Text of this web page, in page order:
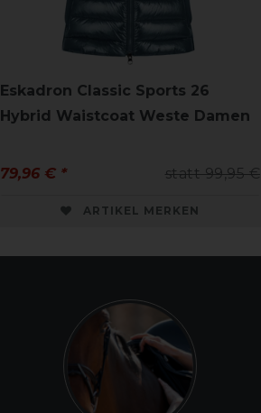
Eskadron Classic Sports 26
Hybrid Waistcoat Weste Damen
statt 99,95 €
79,96 € *
ARTIKEL MERKEN